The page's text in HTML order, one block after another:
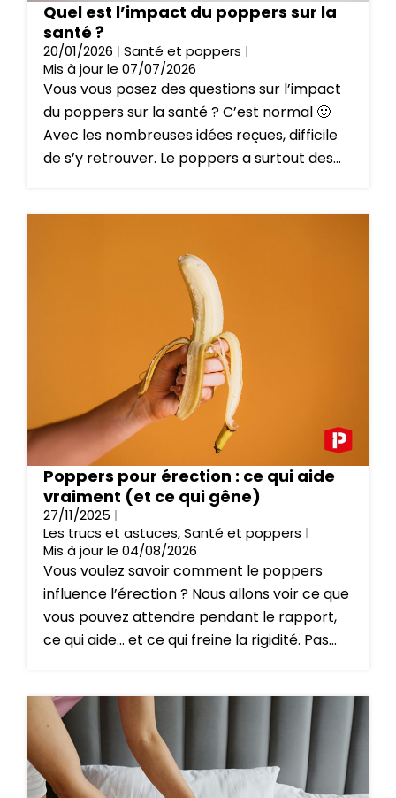
Quel est l’impact du poppers sur la
santé ?
20/01/2026
Santé et poppers
Mis à jour le 07/07/2026
Vous vous posez des questions sur l’impact
du poppers sur la santé ? C’est normal 🙂
Avec les nombreuses idées reçues, difficile
de s’y retrouver. Le poppers a surtout des...
Poppers pour érection : ce qui aide
vraiment (et ce qui gêne)
27/11/2025
Les trucs et astuces,Santé et poppers
Mis à jour le 04/08/2026
Vous voulez savoir comment le poppers
influence l’érection ? Nous allons voir ce que
vous pouvez attendre pendant le rapport,
ce qui aide… et ce qui freine la rigidité. Pas...